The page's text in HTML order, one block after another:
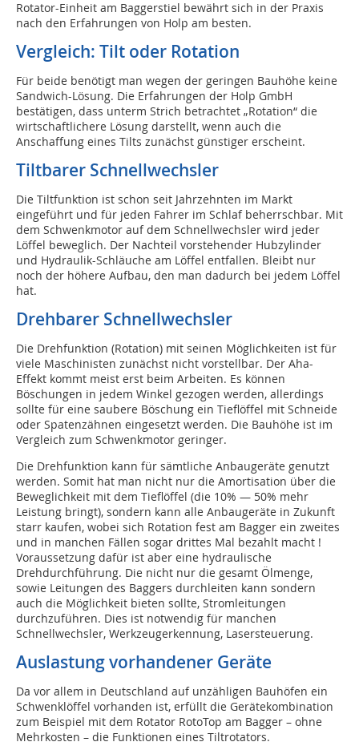
Rotator-Einheit am Baggerstiel bewährt sich in der Praxis
nach den Erfahrungen von Holp am besten.
Vergleich: Tilt oder Rotation
Für beide benötigt man wegen der geringen Bauhöhe keine
Sandwich-Lösung. Die Erfahrungen der Holp GmbH
bestätigen, dass unterm Strich betrachtet „Rotation“ die
wirtschaftlichere Lösung darstellt, wenn auch die
Anschaffung eines Tilts zunächst günstiger erscheint.
Tiltbarer Schnellwechsler
Die Tiltfunktion ist schon seit Jahrzehnten im Markt
eingeführt und für jeden Fahrer im Schlaf beherrschbar. Mit
dem Schwenkmotor auf dem Schnellwechsler wird jeder
Löffel beweglich. Der Nachteil vorstehender Hubzylinder
und Hydraulik-Schläuche am Löffel entfallen. Bleibt nur
noch der höhere Aufbau, den man dadurch bei jedem Löffel
hat.
Drehbarer Schnellwechsler
Die Drehfunktion (Rotation) mit seinen Möglichkeiten ist für
viele Maschinisten zunächst nicht vorstellbar. Der Aha-
Effekt kommt meist erst beim Arbeiten. Es können
Böschungen in jedem Winkel gezogen werden, allerdings
sollte für eine saubere Böschung ein Tieflöffel mit Schneide
oder Spatenzähnen eingesetzt werden. Die Bauhöhe ist im
Vergleich zum Schwenkmotor geringer.
Die Drehfunktion kann für sämtliche Anbaugeräte genutzt
werden. Somit hat man nicht nur die Amortisation über die
Beweglichkeit mit dem Tieflöffel (die 10% — 50% mehr
Leistung bringt), sondern kann alle Anbaugeräte in Zukunft
starr kaufen, wobei sich Rotation fest am Bagger ein zweites
und in manchen Fällen sogar drittes Mal bezahlt macht !
Voraussetzung dafür ist aber eine hydraulische
Drehdurchführung. Die nicht nur die gesamt Ölmenge,
sowie Leitungen des Baggers durchleiten kann sondern
auch die Möglichkeit bieten sollte, Stromleitungen
durchzuführen. Dies ist notwendig für manchen
Schnellwechsler, Werkzeugerkennung, Lasersteuerung.
Auslastung vorhandener Geräte
Da vor allem in Deutschland auf unzähligen Bauhöfen ein
Schwenklöffel vorhanden ist, erfüllt die Gerätekombination
zum Beispiel mit dem Rotator RotoTop am Bagger – ohne
Mehrkosten – die Funktionen eines Tiltrotators.